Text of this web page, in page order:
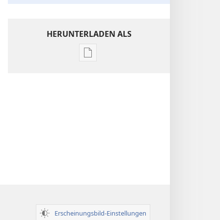
HERUNTERLADEN ALS
Downloadoptionen
Erscheinungsbild-Einstellungen